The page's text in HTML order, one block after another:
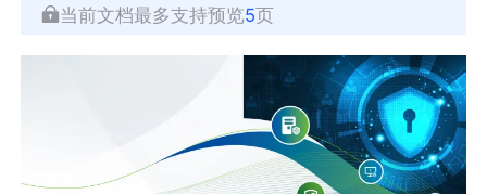
当前文档最多支持预览5页